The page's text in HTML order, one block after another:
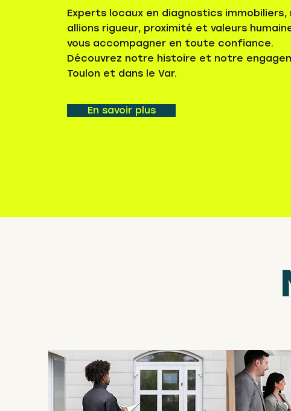
Experts locaux en diagnostics immobiliers,
allions rigueur, proximité et valeurs
vous accompagner en toute confiance.
Découvrez notre histoire et notre
Toulon et dans le Var.
En savoir plus